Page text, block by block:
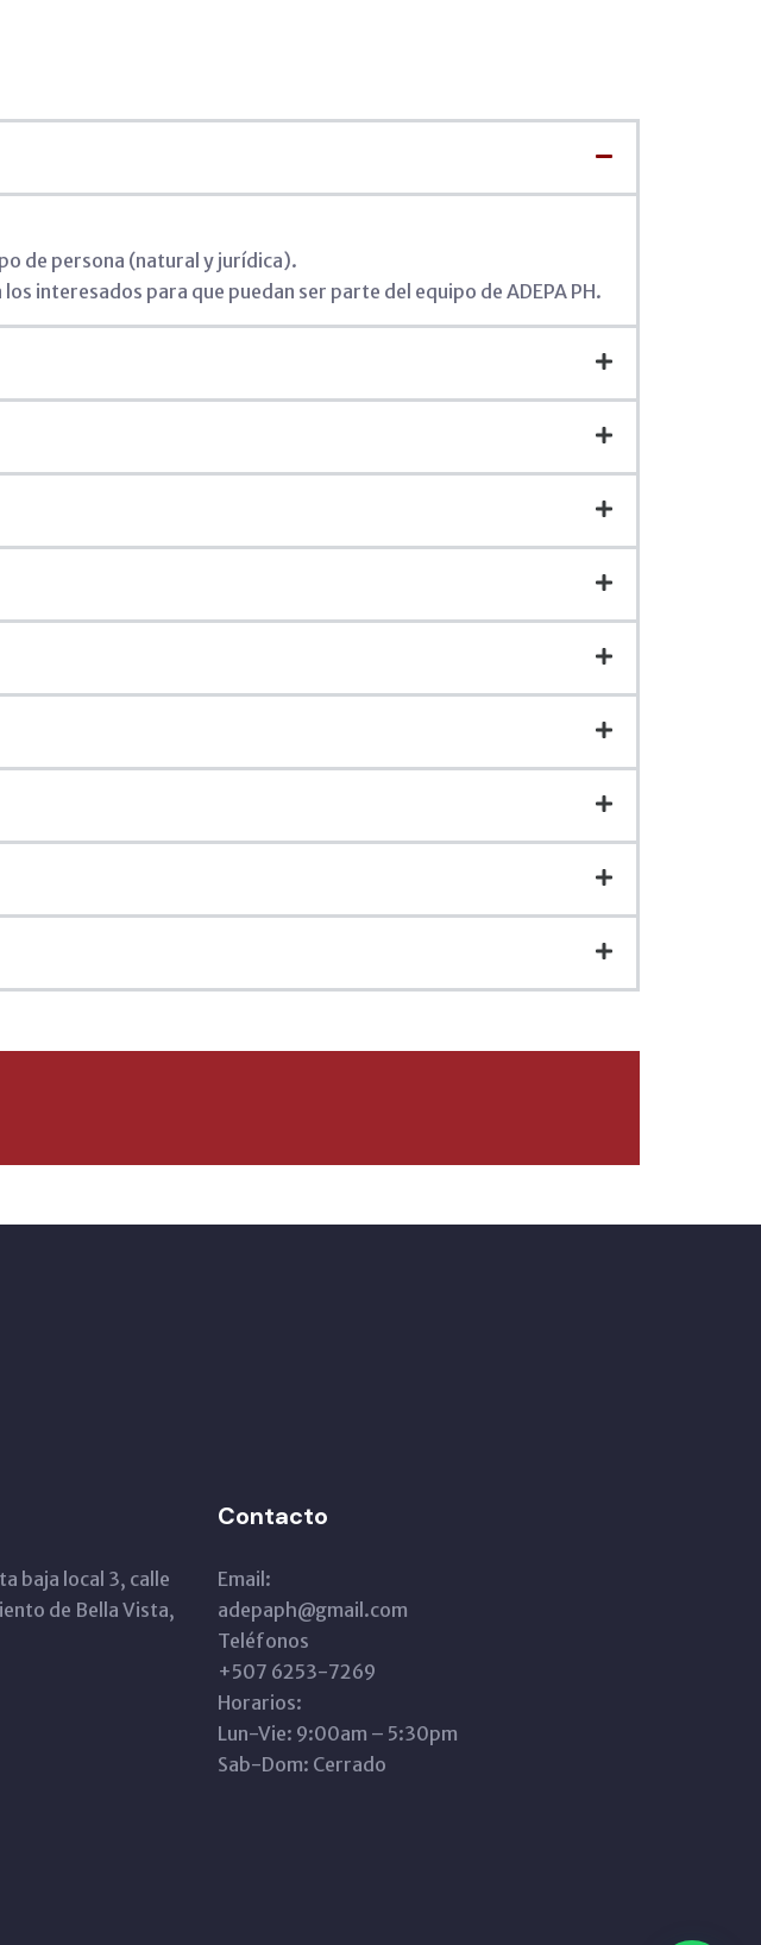
de persona (natural y jurídica).
interesados para que puedan ser parte del equipo de ADEPA PH.
baja local 3, calle
de Bella Vista,
Contacto
Email:
adepaph@gmail.com
Teléfonos
+507 6253-7269
Horarios:
Lun-Vie: 9:00am – 5:30pm
Sab-Dom: Cerrado